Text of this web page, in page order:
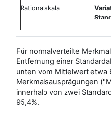
Rationalskala
Für normalverteilte
Entfernung einer
unten vom Mittelwert etwa
Merkmalsausprägungen
innerhalb von zwei
95,4%.